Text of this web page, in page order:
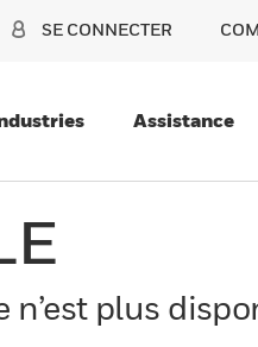
SE CONNECTER
Assistance
plus